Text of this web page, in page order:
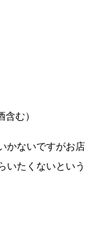
む）
かないですがお店
いたくないという